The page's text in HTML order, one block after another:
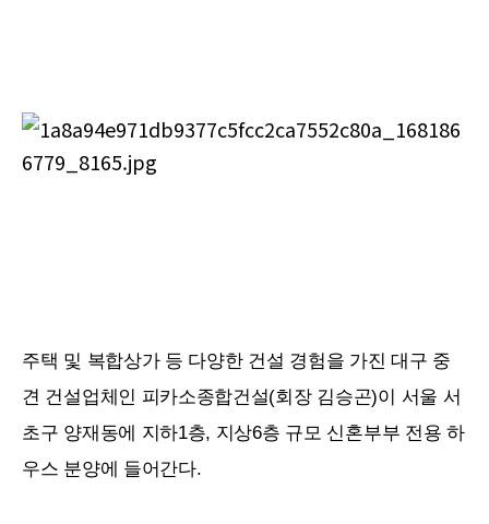
주택 및 복합상가 등 다양한 건설 경험을 가진 대구 중
견 건설업체인 피카소종합건설(회장 김승곤)이 서울 서
초구 양재동에 지하1층, 지상6층 규모 신혼부부 전용 하
우스 분양에 들어간다.